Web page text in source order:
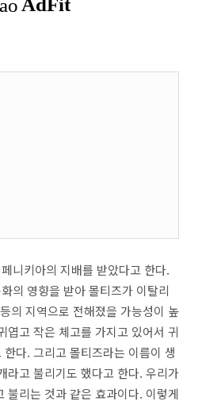
니키아의 지배를 받았다고 한다.
의 영향을 받아 몰티즈가 이탈리
의 지역으로 전해졌을 가능성이 높
엽고 작은 체고를 가지고 있어서 귀
한다. 그리고 몰티즈라는 이름이 생
라고 불리기도 했다고 한다. 우리가
불리는 것과 같은 효과이다. 이렇게